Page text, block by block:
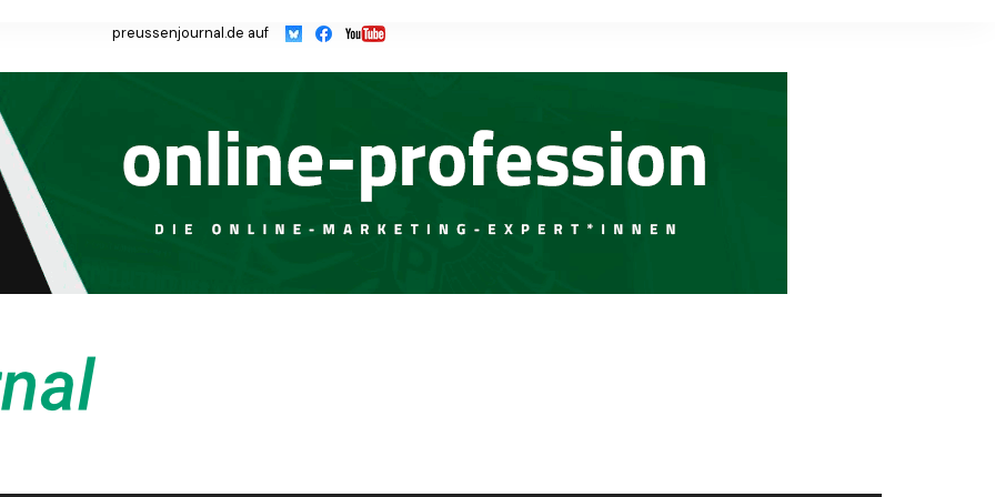
preussenjournal.de auf